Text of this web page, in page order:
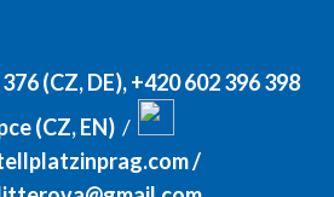
(CZ, DE),+420 602 396 398
(CZ, EN)/
/